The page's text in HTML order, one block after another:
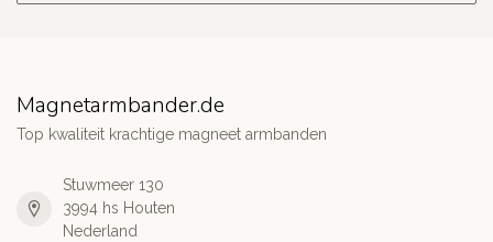
Magnetarmbander.de
Top kwaliteit krachtige magneet armbanden
Stuwmeer 130
3994 hs Houten
Nederland